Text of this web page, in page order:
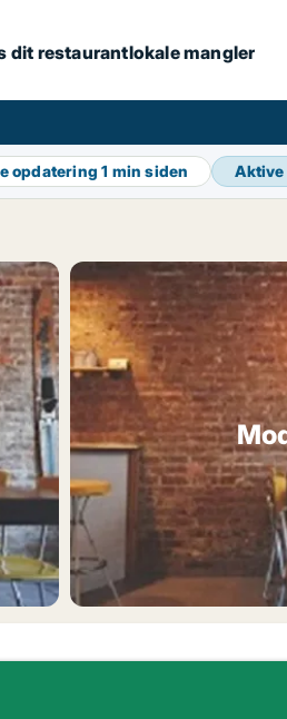
dit restaurantlokale mangler
opdatering1 min siden